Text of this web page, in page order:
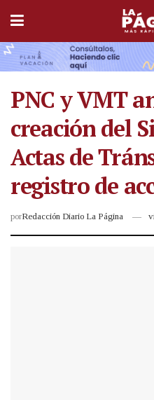
PNC y VMT
creación del
Actas de
registro de
porRedacción Diario La Página